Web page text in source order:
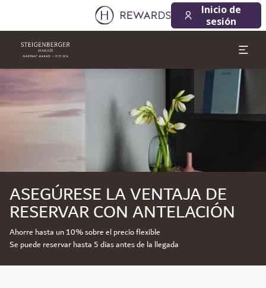
Inicio de
sesión
ASEGÚRESE LA VENTAJA DE
RESERVAR CON ANTELACIÓN
Ahorre hasta un 10% sobre el precio flexible
Se puede reservar hasta 5 días antes de la llegada